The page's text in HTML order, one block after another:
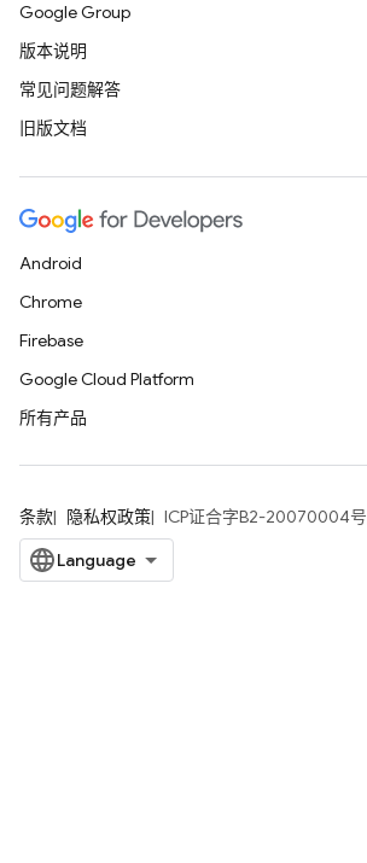
Google Group
版本说明
常见问题解答
旧版文档
Android
Chrome
Firebase
Google Cloud Platform
所有产品
条款 隐私权政策 ICP证合字B2-20070004号